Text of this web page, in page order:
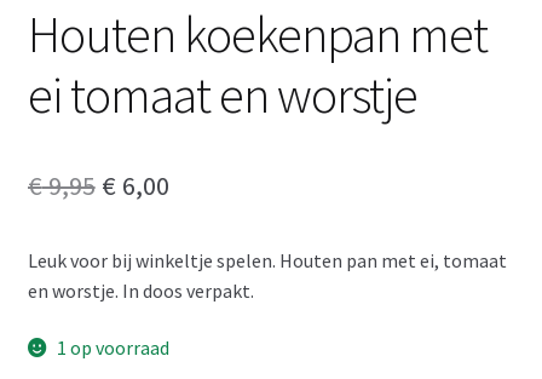
Houten koekenpan met
ei tomaat en worstje
€9,95 Oorspronkelijke
was:
€ 6,00Huidige
is:
Leuk voor bij winkeltje spelen. Houten pan met ei, tomaat
en worstje. In doos verpakt.
1 op voorraad